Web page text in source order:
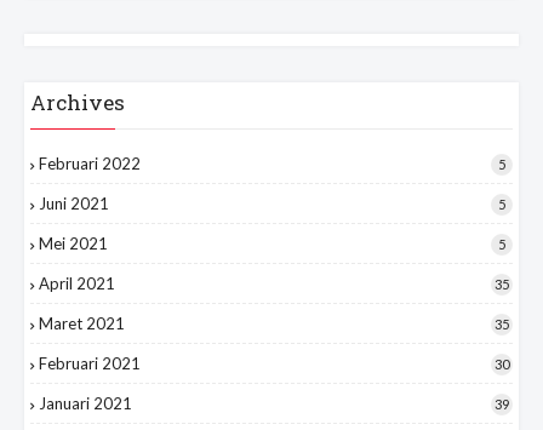
Archives
Februari 2022 5
Juni 2021 5
Mei 2021 5
April 2021 35
Maret 2021 35
Februari 2021 30
Januari 2021 39